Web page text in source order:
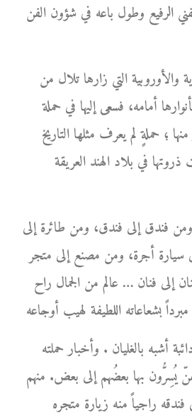
الرفيع وطول باعه في شؤون الفن
والأوروبية التي زارها تلال من
أمامه، فسعى إليها في حملة
؛ حملةٍ لم يعرف مثلها التاريخ
في بلاد الهند العريقة
فندق إلى فندق، ومن طائرة إلى
أجرة، ومن مصنع إلى متجر
إلى فنان … عالم من الجمال راح
أشبه بالغليان . وأخبار حملته
يُسِرُّون بها بعضُهم إلى بعض. منهم
راجياً منه زيارة متجره